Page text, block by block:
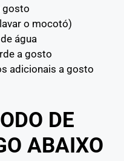
gosto
o mocotó)
água
a gosto
adicionais a gosto
DE
ABAIXO